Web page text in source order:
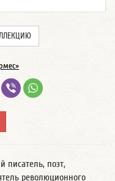
писатель, поэт,
революционного